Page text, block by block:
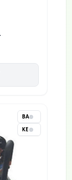
BA
KE